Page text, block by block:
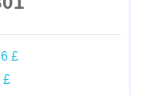
£
£